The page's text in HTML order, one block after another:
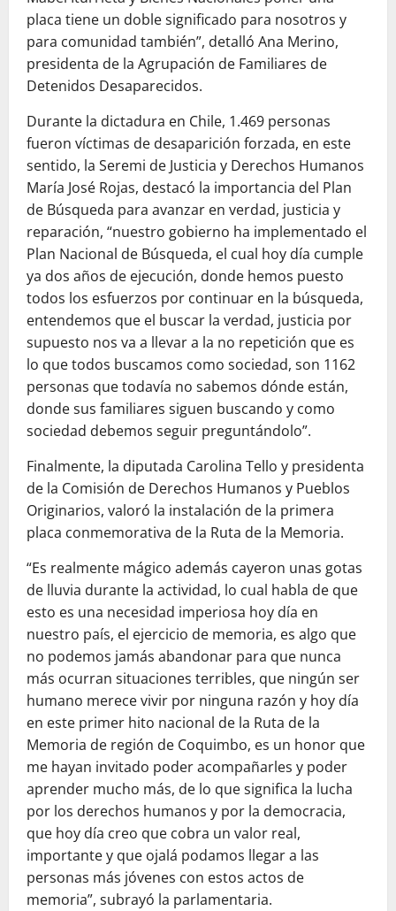
placa tiene un doble significado para nosotros y
para comunidad también”, detalló Ana Merino,
presidenta de la Agrupación de Familiares de
Detenidos Desaparecidos.
Durante la dictadura en Chile, 1.469 personas
fueron víctimas de desaparición forzada, en este
sentido, la Seremi de Justicia y Derechos Humanos
María José Rojas, destacó la importancia del Plan
de Búsqueda para avanzar en verdad, justicia y
reparación, “nuestro gobierno ha implementado el
Plan Nacional de Búsqueda, el cual hoy día cumple
ya dos años de ejecución, donde hemos puesto
todos los esfuerzos por continuar en la búsqueda,
entendemos que el buscar la verdad, justicia por
supuesto nos va a llevar a la no repetición que es
lo que todos buscamos como sociedad, son 1162
personas que todavía no sabemos dónde están,
donde sus familiares siguen buscando y como
sociedad debemos seguir preguntándolo”.
Finalmente, la diputada Carolina Tello y presidenta
de la Comisión de Derechos Humanos y Pueblos
Originarios, valoró la instalación de la primera
placa conmemorativa de la Ruta de la Memoria.
“Es realmente mágico además cayeron unas gotas
de lluvia durante la actividad, lo cual habla de que
esto es una necesidad imperiosa hoy día en
nuestro país, el ejercicio de memoria, es algo que
no podemos jamás abandonar para que nunca
más ocurran situaciones terribles, que ningún ser
humano merece vivir por ninguna razón y hoy día
en este primer hito nacional de la Ruta de la
Memoria de región de Coquimbo, es un honor que
me hayan invitado poder acompañarles y poder
aprender mucho más, de lo que significa la lucha
por los derechos humanos y por la democracia,
que hoy día creo que cobra un valor real,
importante y que ojalá podamos llegar a las
personas más jóvenes con estos actos de
memoria”, subrayó la parlamentaria.